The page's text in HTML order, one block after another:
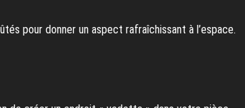
pour donner un aspect rafraîchissant à l’espace.